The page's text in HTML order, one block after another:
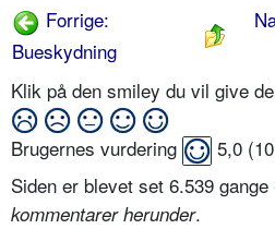
Forrige:
Bueskydning
Klik på den smiley du vil give
Brugernes vurdering 5,0 (10
Siden er blevet set 6.539 gange
kommentarer herunder.